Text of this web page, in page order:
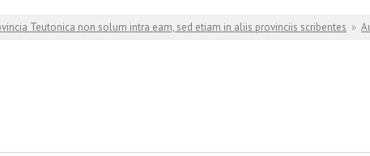
Teutonica non solum intra eam, sed etiam in aliis provinciis scribentes »